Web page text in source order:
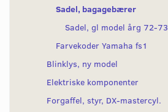
Sadel, bagagebærer
Sadel, gl model årg 72-73
Farvekoder Yamaha fs1
Blinklys, ny model
Elektriske komponenter
Forgaffel, styr, DX-mastercyl.